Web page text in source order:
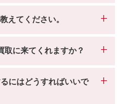
えてください。
取に来てくれますか？
にはどうすればいいで